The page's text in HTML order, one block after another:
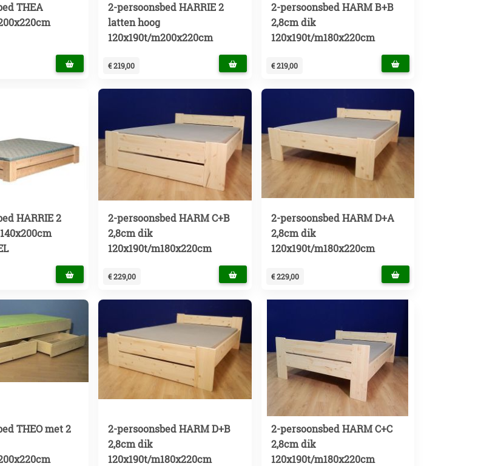
THEA
2-persoonsbed HARRIE 2
latten hoog
120x190t/m200x220cm
€ 219,00
2-persoonsbed HARM B+B
2,8cm dik
120x190t/m180x220cm
€ 219,00
HARRIE 2
2-persoonsbed HARM C+B
2,8cm dik
120x190t/m180x220cm
€ 229,00
2-persoonsbed HARM D+A
2,8cm dik
120x190t/m180x220cm
€ 229,00
THEO met 2
2-persoonsbed HARM D+B
2,8cm dik
120x190t/m180x220cm
2-persoonsbed HARM C+C
2,8cm dik
120x190t/m180x220cm